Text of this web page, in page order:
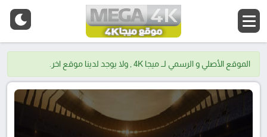
الموقع الأصلي و الرسمي لــ ميجا 4K , ولا يوجد لدينا موقع اخر.